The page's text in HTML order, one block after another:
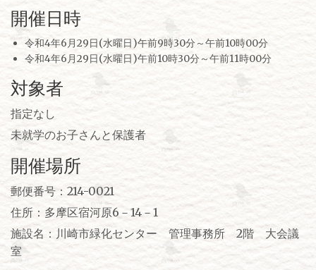
開催日時
令和4年6月29日(水曜日)午前9時30分～午前10時00分
令和4年6月29日(水曜日)午前10時30分～午前11時00分
対象者
指定なし
未就学のお子さんと保護者
開催場所
郵便番号：214-0021
住所：多摩区宿河原6－14－1
施設名：川崎市緑化センター 管理事務所 2階 大会議
室